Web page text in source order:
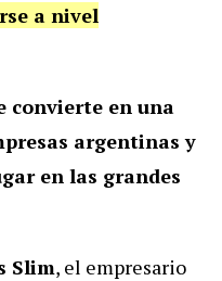
a nivel
convierte en una
argentinas y
en las grandes
Slim, el empresario